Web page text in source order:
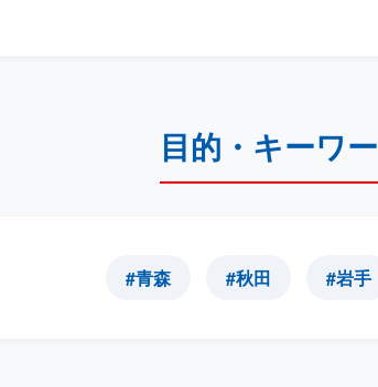
目的・キーワ
#青森 #秋田 #岩手